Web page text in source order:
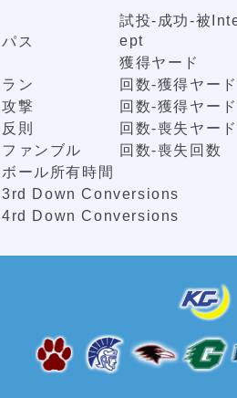
パス
試投-成功-被
ept
獲得ヤード
ラン
回数-獲得ヤード
攻撃
回数-獲得ヤード
反則
回数-喪失ヤード
ファンブル
回数-喪失回数
ボール所有時間
3rd Down Conversions
4rd Down Conversions